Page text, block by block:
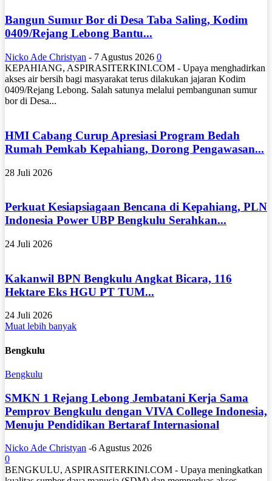
Bangun Sumur Bor di Desa Taba Saling, Kodim
0409/Rejang Lebong Bantu...
Nicko Ade Christyan - 7 Agustus 2026 0
KEPAHIANG, ASPIRASITERKINI.COM - Upaya menghadirkan
akses air bersih bagi masyarakat terus dilakukan jajaran Kodim
0409/Rejang Lebong. Salah satunya melalui pembangunan sumur
bor di Desa...
HMI Cabang Curup Apresiasi Program Bedah
Rumah Pemkab Kepahiang, Dorong Pengawasan...
28 Juli 2026
Perkuat Kesiapsiagaan Bencana di Kepahiang, PLN
Indonesia Power UBP Bengkulu Serahkan...
24 Juli 2026
Kakanwil BPN Bengkulu Angkat Bicara, 116
Hektare Eks HGU PT TUM...
24 Juli 2026
Muat lebih banyak
Bengkulu
Bengkulu
SMKN 1 Rejang Lebong Jembatani Kerja Sama
Pemprov Bengkulu dengan VIVA College Indonesia,
Menuju Pendidikan Bertaraf Internasional
Nicko Ade Christyan -6 Agustus 2026
0
BENGKULU, ASPIRASITERKINI.COM - Upaya meningkatkan